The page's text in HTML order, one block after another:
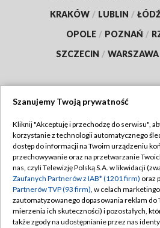
KRAKÓW / LUBLIN /
OPOLE / POZNAŃ /
SZCZECIN / WARSZAWA
TVP
Abonament TVP
Emisja w TVP
Centrum informacji TVP
Naziemna Telewizja Cyfrowa
Regulamin
Polityka
Moje
Pomoc
Szanujemy Twoją prywatność
Kliknij "Akceptuję i przechodzę do serwisu",
korzystanie z technologii automatycznego
dostęp do informacji na Twoim urządzeniu
przechowywanie oraz na przetwarzanie
nas, czyli Telewizję Polską S.A. w likwidacji
Zaufanych Partnerów z IAB* (1201 firm) oraz
Partnerów TVP (93 firm), w celach
zautomatyzowanego dopasowania reklam do
mierzenia ich skuteczności) i pozostałych,
także zgody na udostępnianie przez nas